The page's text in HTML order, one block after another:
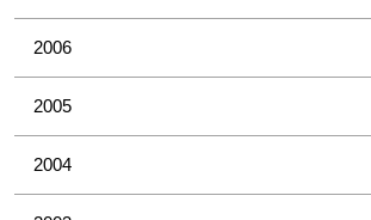
2006
2005
2004